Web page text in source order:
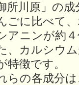
所川原」の
ごに比べて
アニンが約
、カルシウ
特徴です。
らの各成分